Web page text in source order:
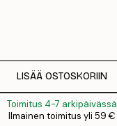
LISÄÄ OSTOSKORIIN
Toimitus 4-7 arkipäivässä
Ilmainen toimitus yli 59 €